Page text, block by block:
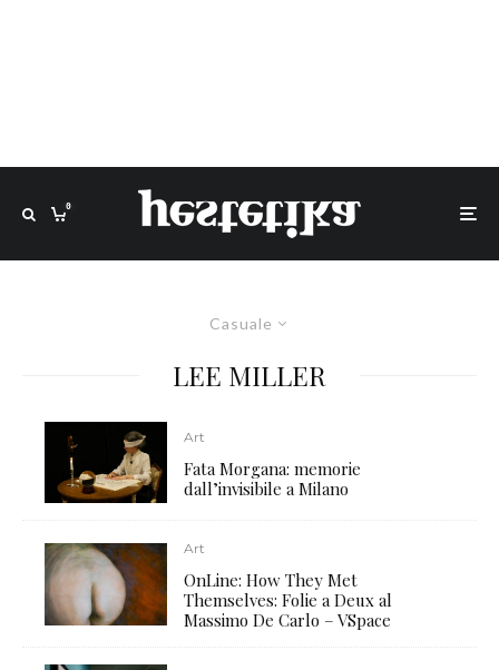
0
Casuale
LEE MILLER
Art
Fata Morgana: memorie
dall’invisibile a Milano
Art
OnLine: How They Met
Themselves: Folie a Deux al
Massimo De Carlo – VSpace